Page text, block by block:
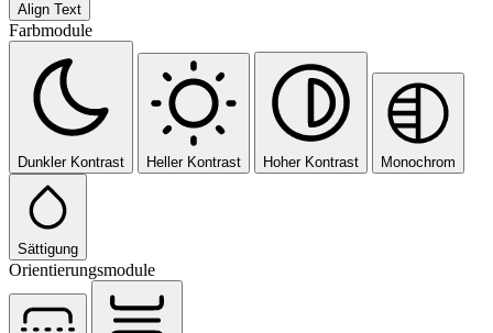
Align Text
Farbmodule
Dunkler Kontrast Heller Kontrast Hoher Kontrast Monochrom
Sättigung
Orientierungsmodule